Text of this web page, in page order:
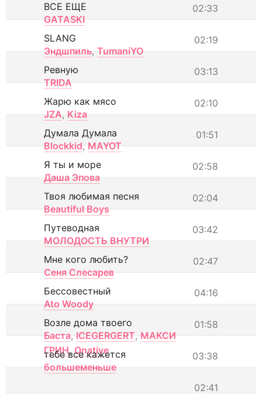
02:33
ВСЕ ЕЩЕ
GATASKI
02:19
SLANG
Эндшпиль, TumaniYO
03:13
Ревную
TRIDA
02:10
Жарю как мясо
JZA, Kiza
01:51
Думала Думала
Blockkid, MAYOT
02:58
Я ты и море
Даша Эпова
02:04
Твоя любимая песня
Beautiful Boys
03:42
Путеводная
МОЛОДОСТЬ ВНУТРИ
02:47
Мне кого любить?
Сеня Слесарев
04:16
Бессовестный
Ato Woody
01:58
Возле дома твоего
Баста, ICEGERGERT, МАКСИ
ГРИН, Onative 03:38
тебе все кажется
большеменьше
02:41